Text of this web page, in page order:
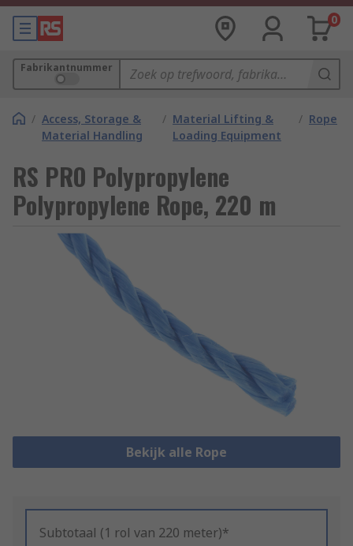
0
Fabrikantnummer
/ Access, Storage &
Material Handling
/ Material Lifting &
Loading Equipment
/ Rope
RS PRO Polypropylene
Polypropylene Rope, 220 m
Bekijk alle Rope
Subtotaal (1 rol van 220 meter)*